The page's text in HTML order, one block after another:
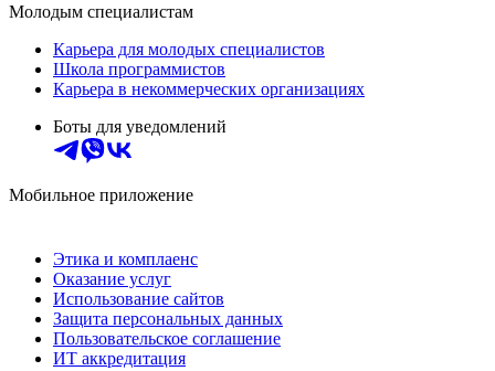
Молодым специалистам
Карьера для молодых специалистов
Школа программистов
Карьера в некоммерческих организациях
Боты для уведомлений
Мобильное приложение
Этика и комплаенс
Оказание услуг
Использование сайтов
Защита персональных данных
Пользовательское соглашение
ИТ аккредитация